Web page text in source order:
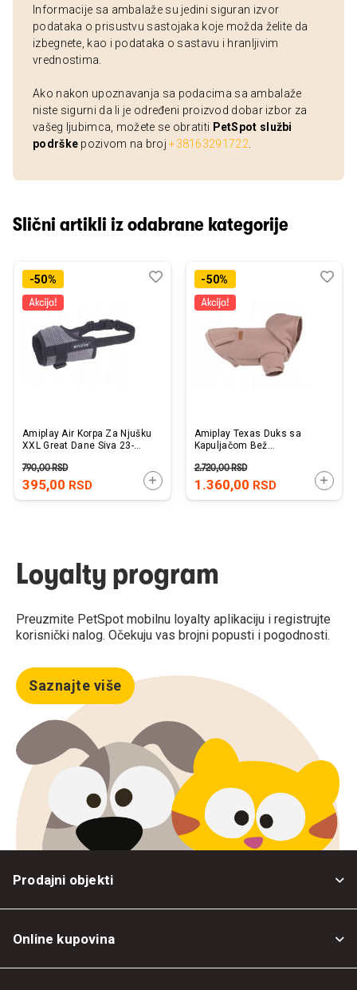
Informacije sa ambalaže su jedini siguran izvor
podataka o prisustvu sastojaka koje možda želite da
izbegnete, kao i podataka o sastavu i hranljivim
vrednostima.
Ako nakon upoznavanja sa podacima sa ambalaže
niste sigurni da li je određeni proizvod dobar izbor za
vašeg ljubimca, možete se obratiti PetSpot službi
podrške pozivom na broj+38163291722
Slični artikli iz odabrane kategorije
-50%
Amiplay Air Korpa Za Njušku
XXL Great Dane Siva 23-
395,00 RSD
790,00RSD
DODAJTE U KORPU
Dodaj
Uporedi-50%
Amiplay Texas Duks sa
Kapuljačom Bež
1.360,00 RSD
2.720,00RSD
Loyalty program
Preuzmite PetSpot mobilnu loyalty aplikaciju i registrujte
korisnički nalog. Očekuju vas brojni popusti i pogodnosti.
Saznajte više
Prodajni objekti
Online kupovina